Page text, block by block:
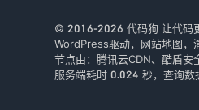
© 2016-2026 代码狗 让代码
WordPress驱动， 网站地图，
节点由： 腾讯云CDN、 酷盾安
服务端耗时 0.024 秒，查询数